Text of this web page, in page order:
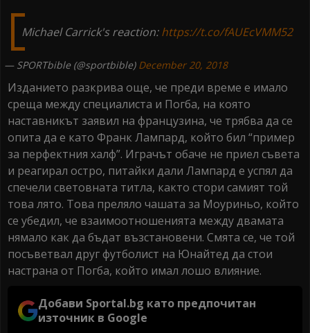
Michael Carrick's reaction:https://t.co/fAUEcVMM52
— SPORTbible (@sportbible) December 20, 2018
Изданието разкрива още, че преди време е имало
среща между специалиста и Погба, на която
наставникът заявил на французина, че трябва да се
опита да е като Франк Лампард, който бил “пример
за перфектния халф”. Играчът обаче не приел съвета
и реагирал остро, питайки дали Лампард е успял да
спечели световната титла, както стори самият той
това лято. Това преляло чашата за Моуриньо, който
се убедил, че взаимоотношенията между двамата
нямало как да бъдат възстановени. Смята се, че той
посъветвал друг футболист на Юнайтед да стои
настрана от Погба, който имал лошо влияние.
Добави Sportal.bg като предпочитан
източник в Google